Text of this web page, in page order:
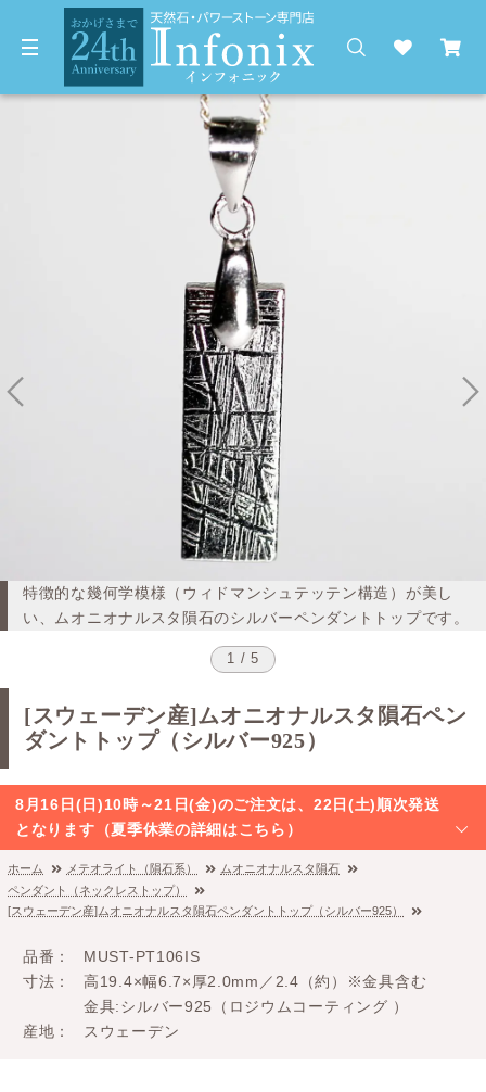
特徴的な幾何学模様（ウィドマンシュテッテン構造）が美し
い、ムオニオナルスタ隕石のシルバーペンダントトップです。
1 / 5
[スウェーデン産]ムオニオナルスタ隕石ペン
ダントトップ（シルバー925）
8月16日(日)10時～21日(金)のご注文は、22日(土)順次発送
となります（夏季休業の詳細はこちら）
ホーム メテオライト（隕石系）
ムオニオナルスタ隕石
ペンダント（ネックレストップ）
[スウェーデン産]ムオニオナルスタ隕石ペンダントトップ（シルバー925）
品番
MUST-PT106IS
寸法
高19.4×幅6.7×厚2.0mm／2.4（約）※金具含む
金具:シルバー925（ロジウムコーティング ）
産地
スウェーデン